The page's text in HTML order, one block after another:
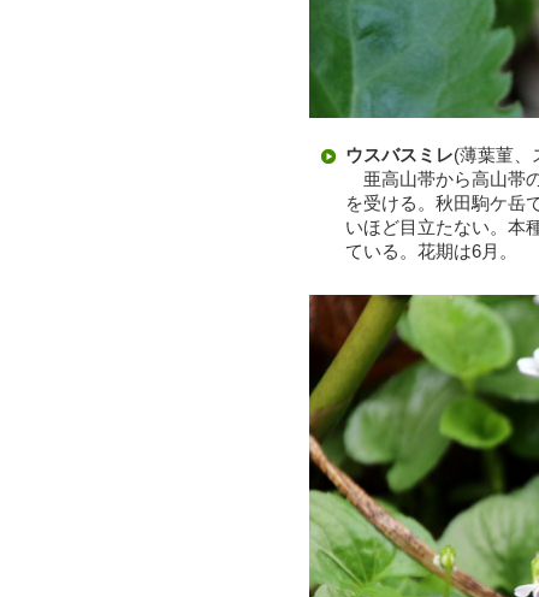
ウスバスミレ(薄葉菫、
亜高山帯から高山帯
を受ける。秋田駒ケ岳
いほど目立たない。本
ている。花期は6月。